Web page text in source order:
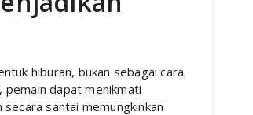
hiburan, bukan sebagai cara
pemain dapat menikmati
santai memungkinkan